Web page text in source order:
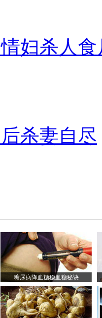
妇杀人食
杀妻自尽
糖尿病降血糖稳血糖秘诀